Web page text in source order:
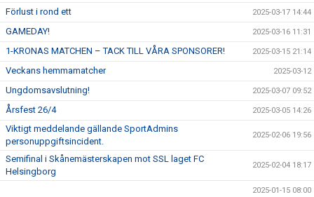
Förlust i rond ett 2025-03-17 14:44
GAMEDAY! 2025-03-16 11:31
1-KRONAS MATCHEN – TACK TILL VÅRA SPONSORER! 2025-03-15 21:14
Veckans hemmamatcher 2025-03-12
Ungdomsavslutning! 2025-03-07 09:52
Årsfest 26/4 2025-03-05 14:26
Viktigt meddelande gällande SportAdmins
personuppgiftsincident.
2025-02-06 19:56
Semifinal i Skånemästerskapen mot SSL laget FC
Helsingborg
2025-02-04 18:17
2025-01-15 08:00